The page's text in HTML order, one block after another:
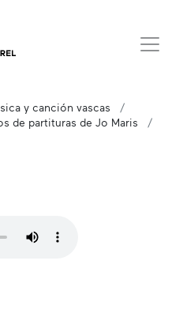
y canción vascas
de partituras de Jo Maris